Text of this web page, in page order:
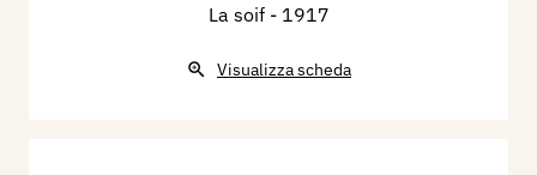
La soif - 1917
Visualizza scheda